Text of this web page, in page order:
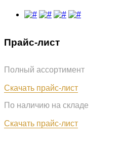
Прайс-лист
Полный ассортимент
Скачать прайс-лист
По наличию на складе
Скачать прайс-лист